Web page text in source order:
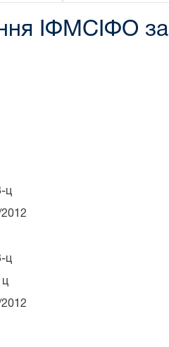
ІФМСІФО за
ц
ц
ц